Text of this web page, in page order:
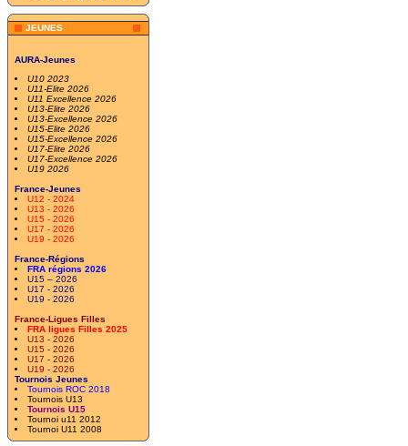
JEUNES
AURA-Jeunes
U10 2023
U11-Elite 2026
U11 Excellence 2026
U13-Elite 2026
U13-Excellence 2026
U15-Elite 2026
U15-Excellence 2026
U17-Elite 2026
U17-Excellence 2026
U19 2026
France-Jeunes
U12 - 2024
U13 - 2026
U15 - 2026
U17 - 2026
U19 - 2026
France-Régions
FRA régions 2026
U15 – 2026
U17 - 2026
U19 - 2026
France-Ligues Filles
FRA ligues Filles 2025
U13 - 2026
U15 - 2026
U17 - 2026
U19 - 2026
Tournois Jeunes
Tournois ROC 2018
Tournois U13
Tournois U15
Tournoi u11 2012
Tournoi U11 2008